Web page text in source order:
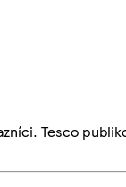
Tesco